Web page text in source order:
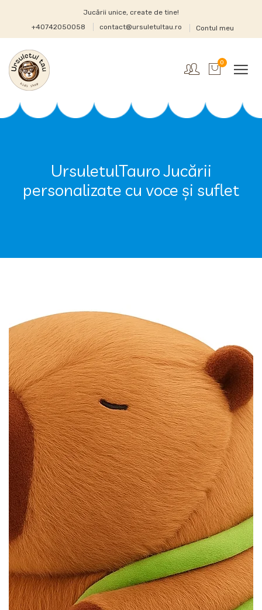
Jucării unice, create de tine!
+40742050058
contact@ursuletultau.ro Contul meu
0
UrsuletulTauro Jucării
personalizate cu voce și suflet